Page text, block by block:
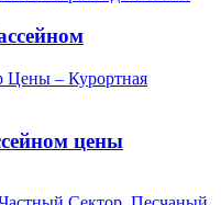
цены